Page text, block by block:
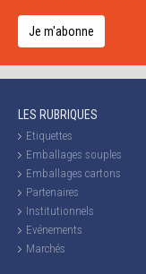
Je m'abonne
LES RUBRIQUES
Etiquettes
Emballages souples
Emballages cartons
Partenaires
Institutionnels
Evénements
Marchés